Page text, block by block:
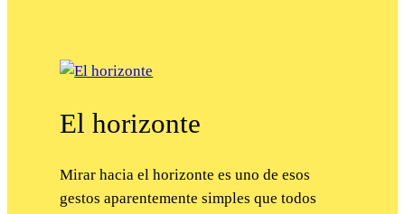
El horizonte
Mirar hacia el horizonte es uno de esos
gestos aparentemente simples que todos